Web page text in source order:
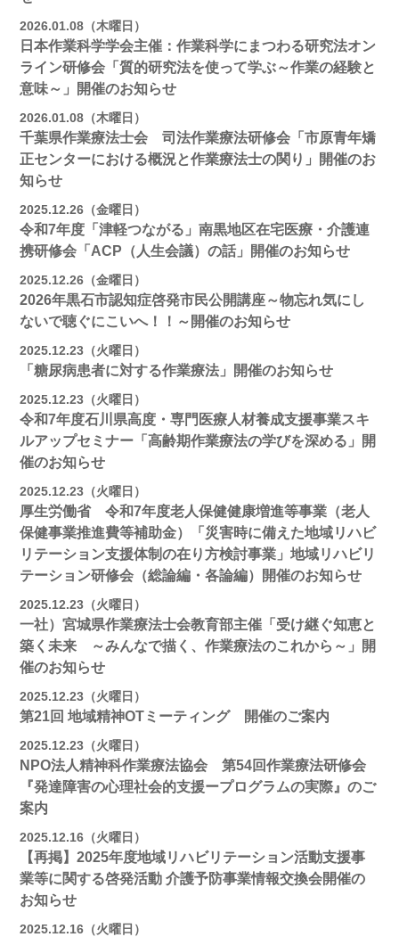
2026.01.08（木曜日）
日本作業科学学会主催：作業科学にまつわる研究法オン
ライン研修会「質的研究法を使って学ぶ～作業の経験と
意味～」開催のお知らせ
2026.01.08（木曜日）
千葉県作業療法士会 司法作業療法研修会「市原青年矯
正センターにおける概況と作業療法士の関り」開催のお
知らせ
2025.12.26（金曜日）
令和7年度「津軽つながる」南黒地区在宅医療・介護連
携研修会「ACP（人生会議）の話」開催のお知らせ
2025.12.26（金曜日）
2026年黒石市認知症啓発市民公開講座～物忘れ気にし
ないで聴ぐにこいへ！！～開催のお知らせ
2025.12.23（火曜日）
「糖尿病患者に対する作業療法」開催のお知らせ
2025.12.23（火曜日）
令和7年度石川県高度・専門医療人材養成支援事業スキ
ルアップセミナー「高齢期作業療法の学びを深める」開
催のお知らせ
2025.12.23（火曜日）
厚生労働省 令和7年度老人保健健康増進等事業（老人
保健事業推進費等補助金）「災害時に備えた地域リハビ
リテーション支援体制の在り方検討事業」地域リハビリ
テーション研修会（総論編・各論編）開催のお知らせ
2025.12.23（火曜日）
一社）宮城県作業療法士会教育部主催「受け継ぐ知恵と
築く未来 ～みんなで描く、作業療法のこれから～」開
催のお知らせ
2025.12.23（火曜日）
第21回 地域精神OTミーティング 開催のご案内
2025.12.23（火曜日）
NPO法人精神科作業療法協会 第54回作業療法研修会
『発達障害の心理社会的支援ープログラムの実際』のご
案内
2025.12.16（火曜日）
【再掲】2025年度地域リハビリテーション活動⽀援事
業等に関する啓発活動 介護予防事業情報交換会開催の
お知らせ
2025.12.16（火曜日）